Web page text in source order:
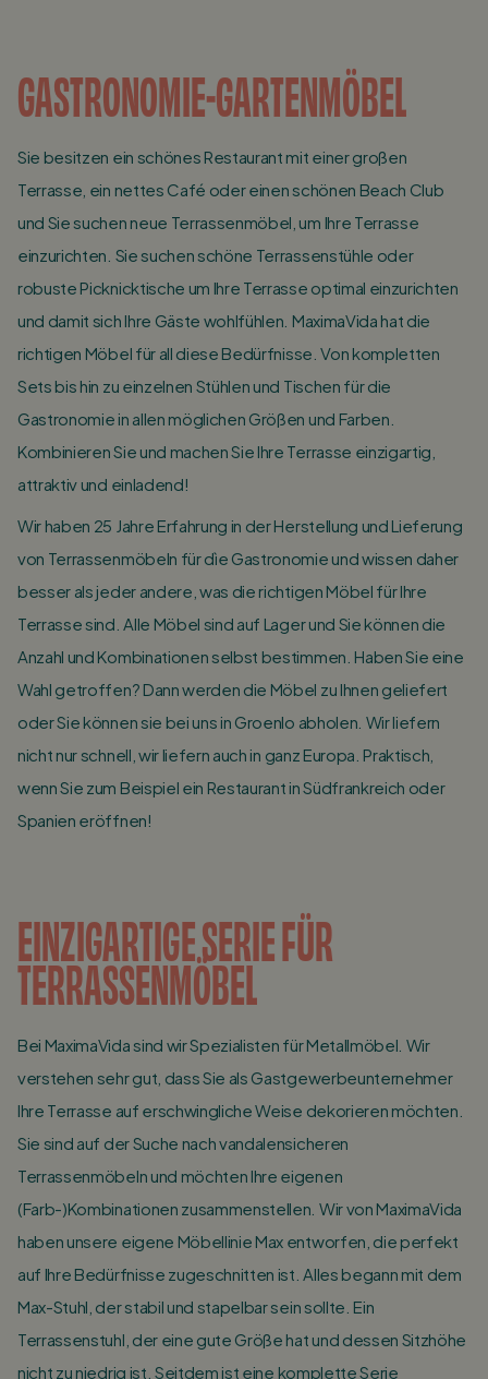
GASTRONOMIE-GARTENMÖBEL
Sie besitzen ein schönes Restaurant mit einer großen
Terrasse, ein nettes Café oder einen schönen Beach Club
und Sie suchen neue Terrassenmöbel, um Ihre Terrasse
einzurichten. Sie suchen schöne Terrassenstühle oder
robuste Picknicktische um Ihre Terrasse optimal einzurichten
und damit sich Ihre Gäste wohlfühlen. MaximaVida hat die
richtigen Möbel für all diese Bedürfnisse. Von kompletten
Sets bis hin zu einzelnen Stühlen und Tischen für die
Gastronomie in allen möglichen Größen und Farben.
Kombinieren Sie und machen Sie Ihre Terrasse einzigartig,
attraktiv und einladend!
Wir haben 25 Jahre Erfahrung in der Herstellung und Lieferung
von Terrassenmöbeln für dìe Gastronomie und wissen daher
besser als jeder andere, was die richtigen Möbel für Ihre
Terrasse sind. Alle Möbel sind auf Lager und Sie können die
Anzahl und Kombinationen selbst bestimmen. Haben Sie eine
Wahl getroffen? Dann werden die Möbel zu Ihnen geliefert
oder Sie können sie bei uns in Groenlo abholen. Wir liefern
nicht nur schnell, wir liefern auch in ganz Europa. Praktisch,
wenn Sie zum Beispiel ein Restaurant in Südfrankreich oder
Spanien eröffnen!
EINZIGARTIGE SERIE FÜR
TERRASSENMÖBEL
Bei MaximaVida sind wir Spezialisten für Metallmöbel. Wir
verstehen sehr gut, dass Sie als Gastgewerbeunternehmer
Ihre Terrasse auf erschwingliche Weise dekorieren möchten.
Sie sind auf der Suche nach vandalensicheren
Terrassenmöbeln und möchten Ihre eigenen
(Farb-)Kombinationen zusammenstellen. Wir von MaximaVida
haben unsere eigene Möbellinie Max entworfen, die perfekt
auf Ihre Bedürfnisse zugeschnitten ist. Alles begann mit dem
Max-Stuhl, der stabil und stapelbar sein sollte. Ein
Terrassenstuhl, der eine gute Größe hat und dessen Sitzhöhe
nicht zu niedrig ist. Seitdem ist eine komplette Serie